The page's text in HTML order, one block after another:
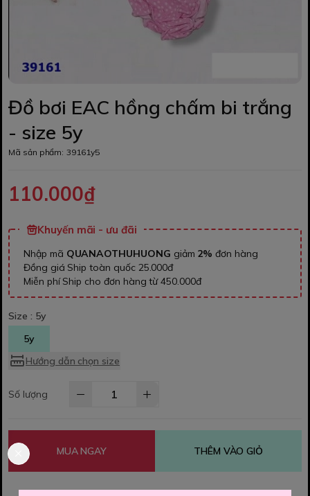
Đồ bơi EAC hồng chấm bi trắng
- size 5y
Mã sản phẩm: 39161y5
110.000₫
Khuyến mãi - ưu đãi
Nhập mã QUANAOTHUHUONG giảm 2% đơn hàng
Đồng giá Ship toàn quốc 25.000đ
Miễn phí Ship cho đơn hàng từ 450.000đ
Size : 5y
5y
Hướng dẫn chọn size
Số lượng
MUA NGAY THÊM VÀO GIỎ